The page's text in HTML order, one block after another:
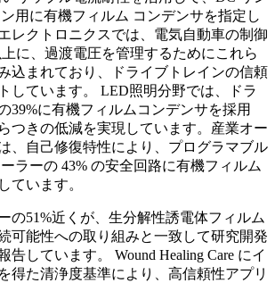
用に有機フィルム コンデンサを指定し
レクトロニクスでは、電気自動車の制御
に、過渡電圧を管理するためにこれら
込まれており、ドライブトレインの信頼
しています。 LED照明分野では、ドラ
39%に有機フィルムコンデンサを採用
つきの低減を実現しています。産業オー
、自己修復特性により、プログラマブル
ラーの 43% の安全回路に有機フィルム
ています。
の51%近くが、生分解性誘電体フィルム
可能性への取り組みと一致して研究開発
告しています。 Wound Healing Care にイ
得た清浄度基準により、高信頼性アプリ